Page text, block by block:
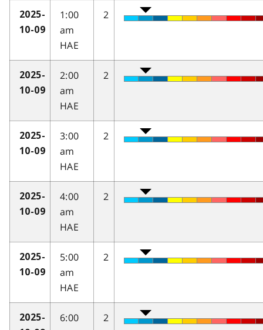
2025-
10-09
1:00
am
HAE
2
2025-
10-09
2:00
am
HAE
2
2025-
10-09
3:00
am
HAE
2
2025-
10-09
4:00
am
HAE
2
2025-
10-09
5:00
am
HAE
2
2025-
6:00
2